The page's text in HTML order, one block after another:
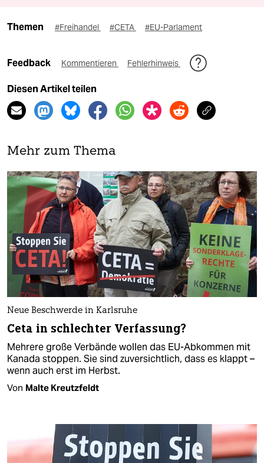
Themen #Freihandel #CETA #EU-Parlament
Feedback Kommentieren Fehlerhinweis
Diesen Artikel teilen
Mehr zum Thema
Neue Beschwerde in Karlsruhe
Ceta in schlechter Verfassung?
Mehrere große Verbände wollen das EU-Abkommen mit
Kanada stoppen. Sie sind zuversichtlich, dass es klappt –
wenn auch erst im Herbst.
Von Malte Kreutzfeldt